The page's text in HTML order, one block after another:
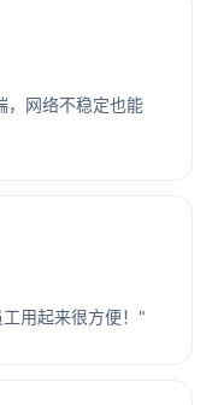
，网络不稳定也能
用起来很方便！"